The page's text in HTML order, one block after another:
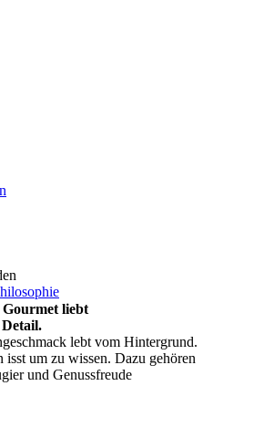
liebt
Detail.
lebt vom Hintergrund.
isst um zu wissen. Dazu gehören
und Genussfreude